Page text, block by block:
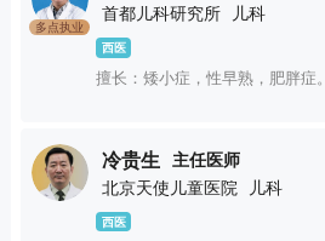
多点执业
首都儿科研究所
儿科
西医
擅长：矮小症，性早熟，肥胖症。
冷贵生
主任医师
北京天使儿童医院
儿科
西医